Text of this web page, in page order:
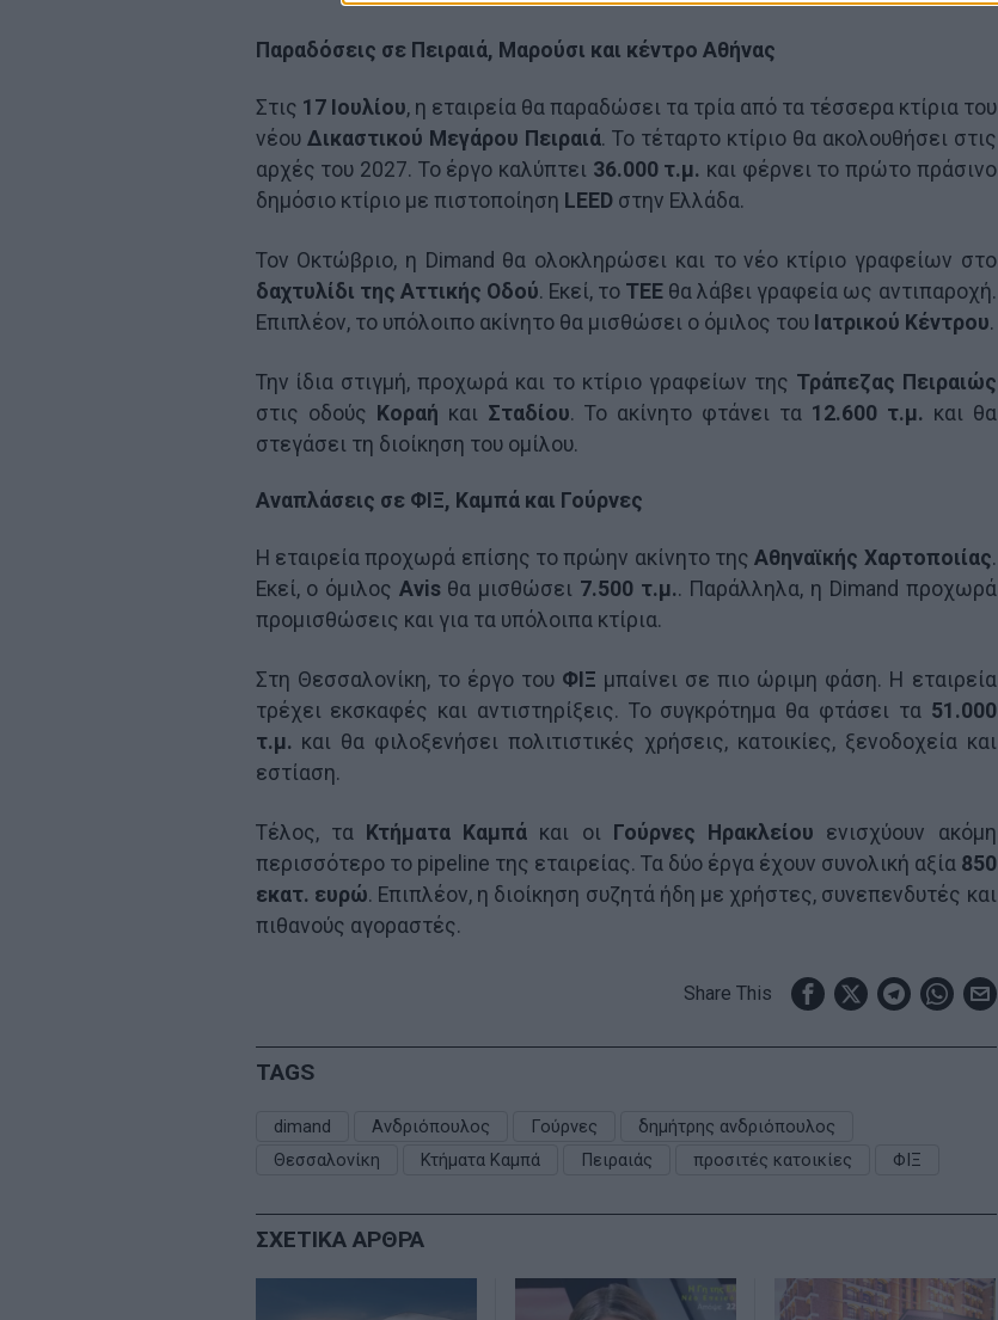
Παραδόσεις σε Πειραιά, Μαρούσι και κέντρο Αθήνας
Στις 17 Ιουλίου, η εταιρεία θα παραδώσει τα τρία από τα τέσσερα κτίρια του
νέου Δικαστικού Μεγάρου Πειραιά. Το τέταρτο κτίριο θα ακολουθήσει στις
αρχές του 2027. Το έργο καλύπτει 36.000 τ.μ. και φέρνει το πρώτο πράσινο
δημόσιο κτίριο με πιστοποίηση LEEDστην Ελλάδα.
Τον Οκτώβριο, η Dimand θα ολοκληρώσει και το νέο κτίριο γραφείων στο
δαχτυλίδι της Αττικής Οδού. Εκεί, το ΤΕΕ θα λάβει γραφεία ως αντιπαροχή.
Επιπλέον, το υπόλοιπο ακίνητο θα μισθώσει ο όμιλος του Ιατρικού Κέντρου.
Την ίδια στιγμή, προχωρά και το κτίριο γραφείων της Τράπεζας Πειραιώς
στις οδούς Κοραή και Σταδίου. Το ακίνητο φτάνει τα 12.600 τ.μ. και θα
στεγάσει τη διοίκηση του ομίλου.
Αναπλάσεις σε ΦΙΞ, Καμπά και Γούρνες
Η εταιρεία προχωρά επίσης το πρώην ακίνητο τηςΑθηναϊκής Χαρτοποιίας.
Εκεί, ο όμιλος Avisθα μισθώσει 7.500 τ.μ.. Παράλληλα, η Dimand προχωρά
προμισθώσεις και για τα υπόλοιπα κτίρια.
Στη Θεσσαλονίκη, το έργο του ΦΙΞ μπαίνει σε πιο ώριμη φάση. Η εταιρεία
τρέχει εκσκαφές και αντιστηρίξεις. Το συγκρότημα θα φτάσει τα 51.000
τ.μ. και θα φιλοξενήσει πολιτιστικές χρήσεις, κατοικίες, ξενοδοχεία και
εστίαση.
Τέλος, τα Κτήματα Καμπά και οι Γούρνες Ηρακλείου ενισχύουν ακόμη
περισσότερο το pipeline της εταιρείας. Τα δύο έργα έχουν συνολική αξία 850
εκατ. ευρώ. Επιπλέον, η διοίκηση συζητά ήδη με χρήστες, συνεπενδυτές και
πιθανούς αγοραστές.
Share This
TAGS
dimand Ανδριόπουλος Γούρνες
δημήτρης ανδριόπουλος
Θεσσαλονίκη
Κτήματα Καμπά Πειραιάς προσιτές κατοικίες ΦΙΞ
ΣΧΕΤΙΚΑ ΑΡΘΡΑ